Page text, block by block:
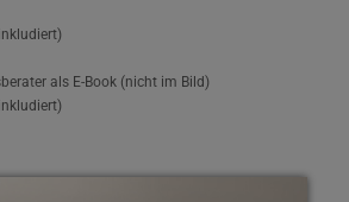
als E-Book (nicht im Bild)